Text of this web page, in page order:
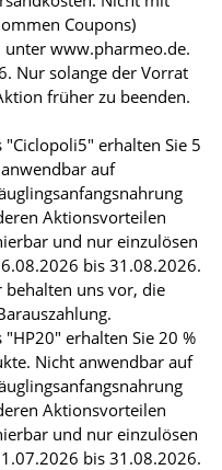
Coupons)
www.pharmeo.de.
Nur solange der Vorrat
früher zu beenden.
erhalten Sie 5
auf
Aktionsvorteilen
und nur einzulösen
bis 31.08.2026.
behalten uns vor, die
erhalten Sie 20 %
Nicht anwendbar auf
Aktionsvorteilen
und nur einzulösen
bis 31.08.2026.